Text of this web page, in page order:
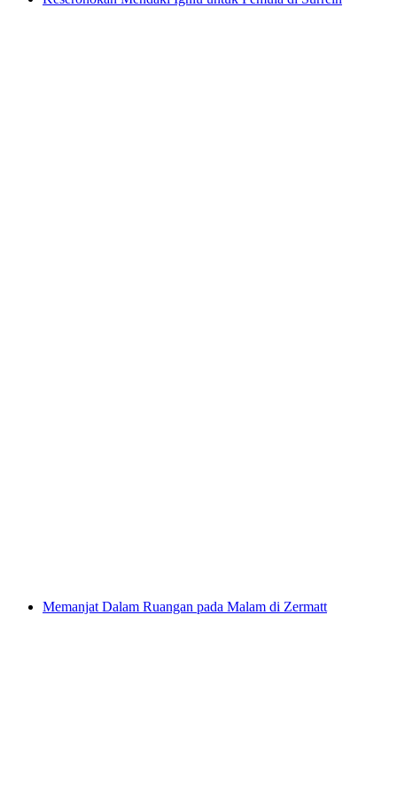
Memanjat Dalam Ruangan pada Malam di Zermatt